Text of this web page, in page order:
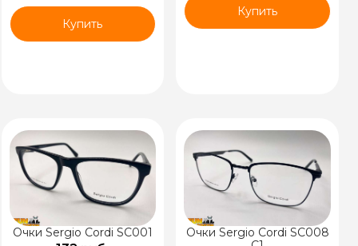
Купить
Купить
Очки Sergio Cordi SC001
Очки Sergio Cordi SC008